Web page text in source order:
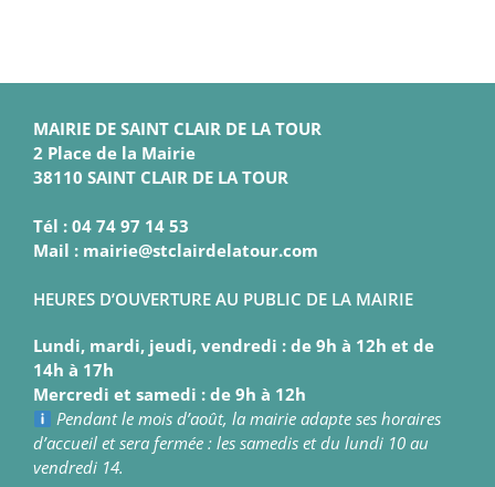
MAIRIE DE SAINT CLAIR DE LA TOUR
2 Place de la Mairie
38110 SAINT CLAIR DE LA TOUR
Tél : 04 74 97 14 53
Mail : mairie@stclairdelatour.com
HEURES D’OUVERTURE AU PUBLIC DE LA MAIRIE
Lundi, mardi, jeudi, vendredi : de 9h à 12h et de
14h à 17h
Mercredi et samedi : de 9h à 12h
Pendant le mois d’août, la mairie adapte ses horaires
d’accueil et sera fermée : les samedis et du lundi 10 au
vendredi 14.